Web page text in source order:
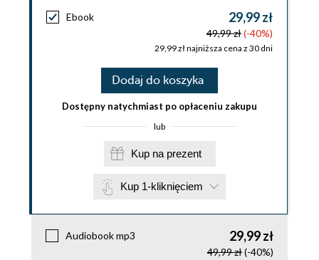
Ebook 29,99 zł
49,99 zł(-40%)
29,99 zł najniższa cena z 30 dni
Dodaj do koszyka
Dostępny natychmiast po opłaceniu zakupu
lub
Kup na prezent
Kup 1-kliknięciem
Audiobook mp3 29,99 zł
49,99 zł(-40%)